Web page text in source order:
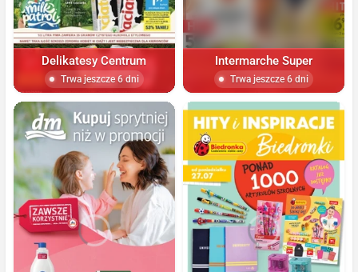
Delikatesy Centrum
Trwa jeszcze 6 dni
Intermarche Super
Trwa jeszcze 6 dni